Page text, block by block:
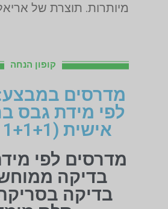
מיותרות. תוצרת של
קופון הנחה
לפי מידת גבס
אישית (1+1+1 חינם)
מדרסים לפי
בדיקה
בדיקה